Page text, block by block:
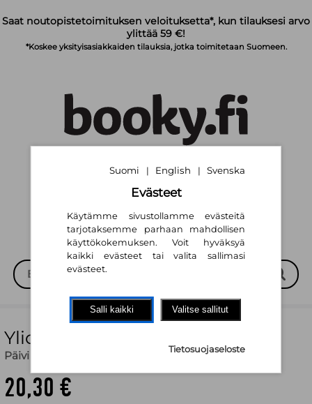
Saat noutopistetoimituksen veloituksetta*, kun tilauksesi arvo
ylittää 59 €!
*Koskee yksityisasiakkaiden tilauksia, jotka toimitetaan Suomeen.
Suomi | English | Svenska
Ylioppilastekstejä 2015
Päivi Aro
20,30 €
Suomi | English | Svenska
Evästeet
Käytämme sivustollamme evästeitä
tarjotaksemme parhaan mahdollisen
käyttökokemuksen. Voit hyväksyä
kaikki evästeet tai valita sallimasi
evästeet.
Salli kaikki Valitse sallitut
Tietosuojaseloste